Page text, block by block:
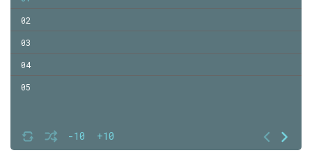
-10 +10
02
03
04
05